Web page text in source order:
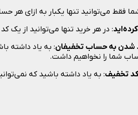
فقط می‌توانید تنها یکبار به ازای هر
: در هر خرید تنها می‌توانید از یک
شدن به حساب تخفیفان: به یاد داشته
شما را نخواهیم داشت.
کد تخفیف: به یاد داشته باشید که